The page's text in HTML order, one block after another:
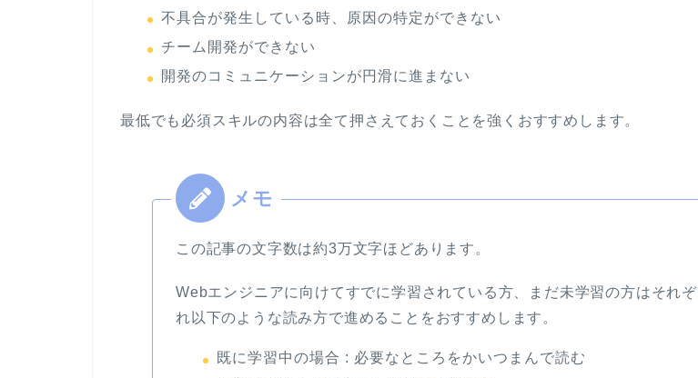
不具合が発生している時、原因の特定ができない
チーム開発ができない
開発のコミュニケーションが円滑に進まない
最低でも必須スキルの内容は全て押さえておくことを強くおすすめします。
この記事の文字数は約3万文字ほどあります。
Webエンジニアに向けてすでに学習されている方、まだ未学習の方はそれぞ
れ以下のような読み方で進めることをおすすめします。
既に学習中の場合 : 必要なところをかいつまんで読む